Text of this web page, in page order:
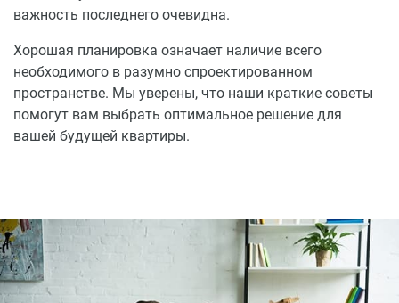
важность последнего очевидна.
Хорошая планировка означает наличие всего
необходимого в разумно спроектированном
пространстве. Мы уверены, что наши краткие советы
помогут вам выбрать оптимальное решение для
вашей будущей квартиры.